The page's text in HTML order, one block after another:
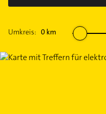
Umkreis: 0 km